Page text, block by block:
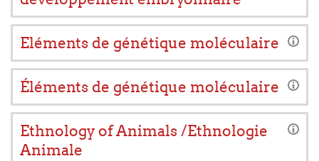
Eléments de génétique moléculaire
Éléments de génétique moléculaire
Ethnology of Animals /Ethnologie
Animale